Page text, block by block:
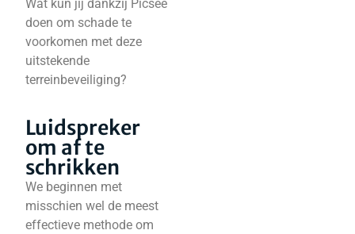
Wat kun jij dankzij Picsee
doen om schade te
voorkomen met deze
uitstekende
terreinbeveiliging?
Luidspreker
om af te
schrikken
We beginnen met
misschien wel de meest
effectieve methode om